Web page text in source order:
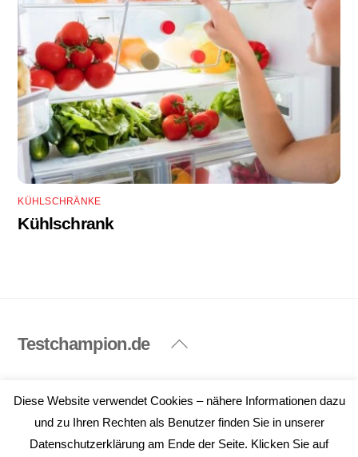
KÜHLSCHRÄNKE
Kühlschrank
Back
Testchampion.de
Testchampion.de 2026
Diese Website verwendet Cookies – nähere Informationen dazu
und zu Ihren Rechten als Benutzer finden Sie in unserer
Datenschutzerklärung am Ende der Seite. Klicken Sie auf